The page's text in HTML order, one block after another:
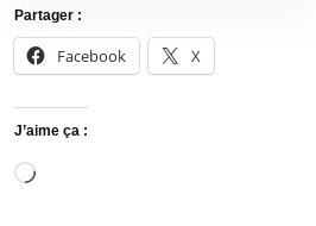
Partager :
Facebook X
J’aime ça :